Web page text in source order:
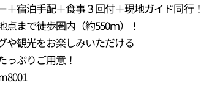
宿泊手配＋食事３回付＋現地ガイド同行！
まで徒歩圏内（約550ｍ）！
や観光をお楽しみいただける
ぷりご用意！